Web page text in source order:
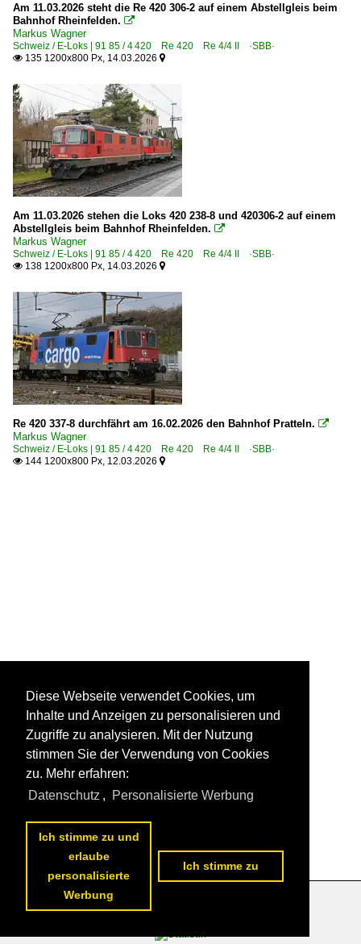
Am 11.03.2026 steht die Re 420 306-2 auf einem Abstellgleis beim
Bahnhof Rheinfelden. 
Markus Wagner
Schweiz / E-Loks | 91 85 / 4 420 Re 420 Re 4/4 II ·SBB·
 135 1200x800 Px, 14.03.2026 
Am 11.03.2026 stehen die Loks 420 238-8 und 420306-2 auf einem
Abstellgleis beim Bahnhof Rheinfelden. 
Markus Wagner
Schweiz / E-Loks | 91 85 / 4 420 Re 420 Re 4/4 II ·SBB·
 138 1200x800 Px, 14.03.2026 
Re 420 337-8 durchfährt am 16.02.2026 den Bahnhof Pratteln. 
Markus Wagner
Schweiz / E-Loks | 91 85 / 4 420 Re 420 Re 4/4 II ·SBB·
 144 1200x800 Px, 12.03.2026 
Datenschutzerklärung
Diese Webseite verwendet Cookies, um
Inhalte und Anzeigen zu personalisieren und
Zugriffe zu analysieren. Mit der Nutzung
stimmen Sie der Verwendung von Cookies
zu. Mehr erfahren:
Datenschutz , Personalisierte Werbung
Ich stimme zu und
erlaube
personalisierte
Werbung
Ich stimme zu